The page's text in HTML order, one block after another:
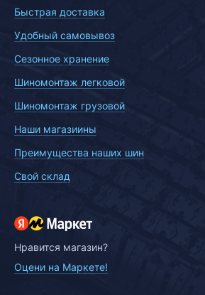
Быстрая доставка
Удобный самовывоз
Сезонное хранение
Шиномонтаж легковой
Шиномонтаж грузовой
Наши магазиины
Преимущества наших шин
Свой склад
Нравится магазин?
Оцени на Маркете!